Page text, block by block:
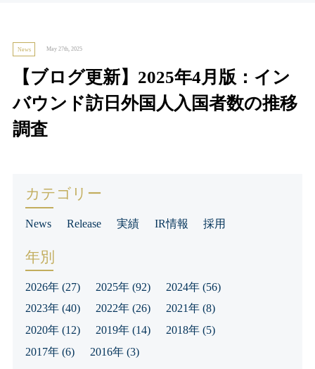
News May 27th, 2025
【ブログ更新】2025年4月版：イン
バウンド訪日外国人入国者数の推移
調査
カテゴリー
News Release 実績 IR情報 採用
年別
2026年 (27) 2025年 (92) 2024年 (56)
2023年 (40) 2022年 (26) 2021年 (8)
2020年 (12) 2019年 (14) 2018年 (5)
2017年 (6) 2016年 (3)